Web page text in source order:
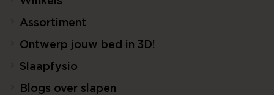
Assortiment
Ontwerp jouw bed in 3D!
Slaapfysio
Blogs over slapen